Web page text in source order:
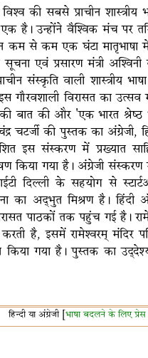
विश्व की सबसे प्राचीन
उन्होंने वैश्विक मंच पर
कम से कम एक घंटा
सूचना एवं प्रसारण मंत्री
संस्कृति वाली शास्त्रीय
गौरवशाली विरासत का
बात की और 'एक भारत श्रेष्ठ
की पुस्तक का अंग्रेजी,
इस संस्करण में प्रख्यात
किया गया है। अंग्रेजी
दिल्ली के सहयोग से
का अद्भुत मिश्रण है।
पाठकों तक पहुंच गई है।
करती है, इसमें रामेश्वरम्
किया गया है। पुस्तक का
हिन्दी या अंग्रेजी [ भाषा बदलने के लिए प्रेस